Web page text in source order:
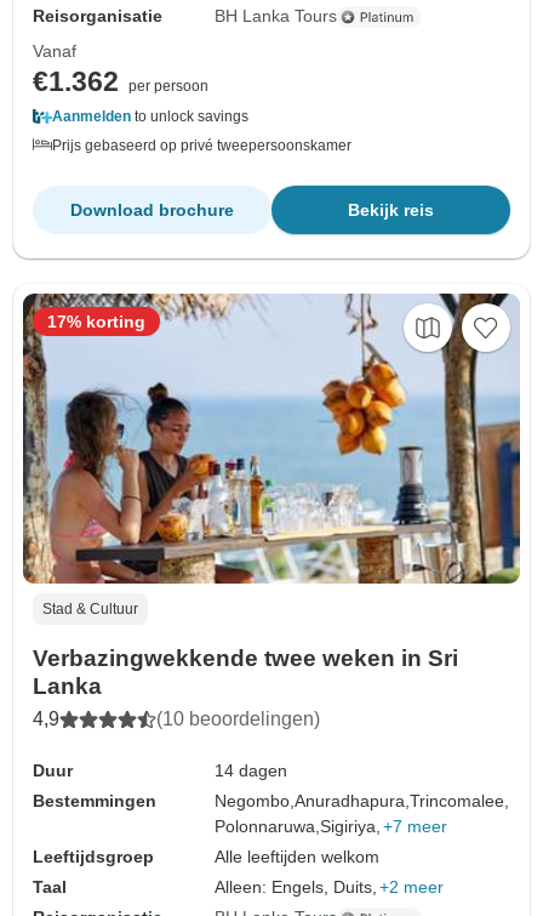
Reisorganisatie
BH Lanka Tours
Vanaf
€1.362
per persoon
Aanmelden to unlock savings
Prijs gebaseerd op privé tweepersoonskamer
Bekijk reis
Download brochure
Stad & Cultuur
Verbazingwekkende twee weken in Sri
Lanka
4,9 (10 beoordelingen)
Duur
14 dagen
Bestemmingen
Negombo,Anuradhapura,Trincomalee,
Polonnaruwa,Sigiriya, +7 meer
Leeftijdsgroep
Alle leeftijden welkom
Taal
Alleen: Engels, Duits, +2 meer
17% korting